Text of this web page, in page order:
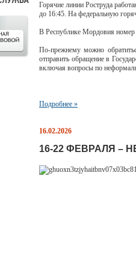
Горячие линии Роструда
до 16:45. На федеральную
В Республике Мордовия номер
По-прежнему можно
отправить обращение в
включая вопросы по
Подробнее »
16.02.2026
16-22 ФЕВРАЛЯ –